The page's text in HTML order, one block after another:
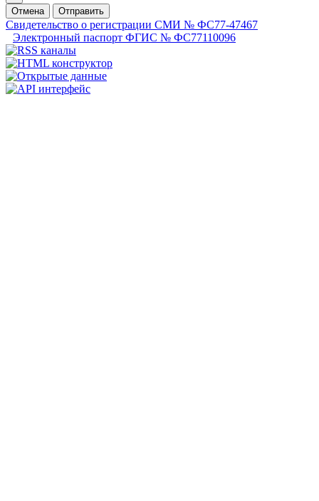
Отмена
Отправить
Свидетельство о регистрации СМИ № ФС77-47467
Электронный паспорт ФГИС № ФС77110096